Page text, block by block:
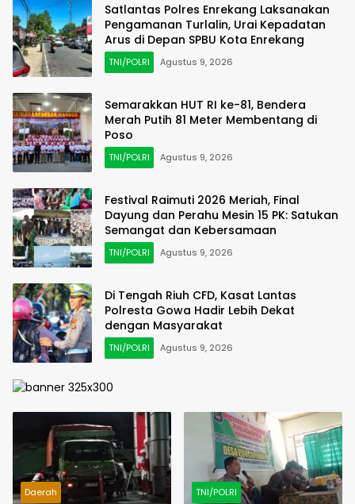
Satlantas Polres Enrekang Laksanakan
Pengamanan Turlalin, Urai Kepadatan
Arus di Depan SPBU Kota Enrekang
TNI/POLRI Agustus 9, 2026
Semarakkan HUT RI ke-81, Bendera
Merah Putih 81 Meter Membentang di
Poso
TNI/POLRI Agustus 9, 2026
Festival Raimuti 2026 Meriah, Final
Dayung dan Perahu Mesin 15 PK: Satukan
Semangat dan Kebersamaan
TNI/POLRI Agustus 9, 2026
Di Tengah Riuh CFD, Kasat Lantas
Polresta Gowa Hadir Lebih Dekat
dengan Masyarakat
TNI/POLRI Agustus 9, 2026
Daerah TNI/POLRI